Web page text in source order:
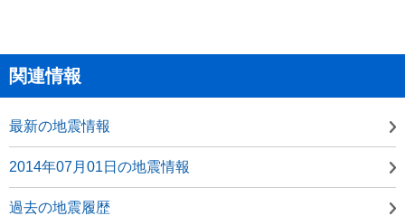
関連情報
最新の地震情報
2014年07月01日の地震情報
過去の地震履歴